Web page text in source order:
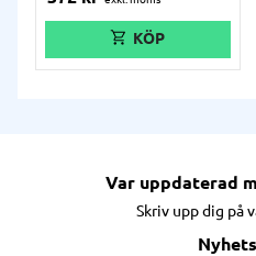
Var uppdaterad
Skriv upp dig på